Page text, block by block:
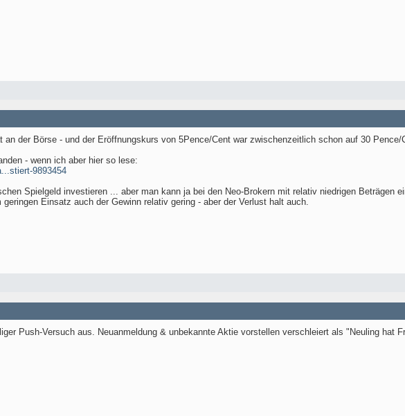
an der Börse - und der Eröffnungskurs von 5Pence/Cent war zwischenzeitlich schon auf 30
- wenn ich aber hier so lese:
9893454
Spielgeld investieren ... aber man kann ja bei den Neo-Brokern mit relativ niedrigen Beträgen
Einsatz auch der Gewinn relativ gering - aber der Verlust halt auch.
Push-Versuch aus. Neuanmeldung & unbekannte Aktie vorstellen verschleiert als "Neuling hat